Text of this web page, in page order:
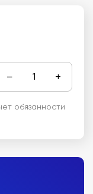
− +
обязанности